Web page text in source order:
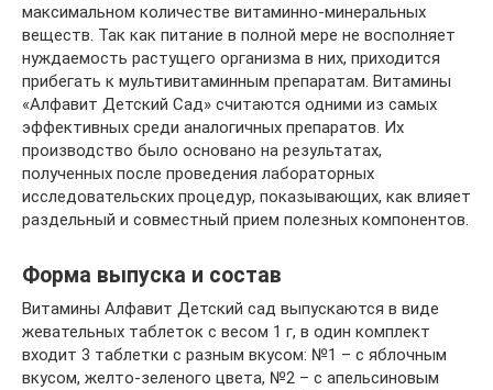
максимальном количестве витаминно-минеральных
веществ. Так как питание в полной мере не восполняет
нуждаемость растущего организма в них, приходится
прибегать к мультивитаминным препаратам. Витамины
«Алфавит Детский Сад» считаются одними из самых
эффективных среди аналогичных препаратов. Их
производство было основано на результатах,
полученных после проведения лабораторных
исследовательских процедур, показывающих, как влияет
раздельный и совместный прием полезных компонентов.
Форма выпуска и состав
Витамины Алфавит Детский сад выпускаются в виде
жевательных таблеток с весом 1 г, в один комплект
входит 3 таблетки с разным вкусом: №1 – с яблочным
вкусом, желто-зеленого цвета, №2 – с апельсиновым